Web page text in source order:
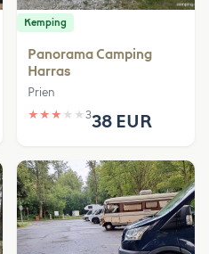
Kemping
Panorama Camping
Harras
Prien
★ ★ ★ ★ ★ 338 EUR